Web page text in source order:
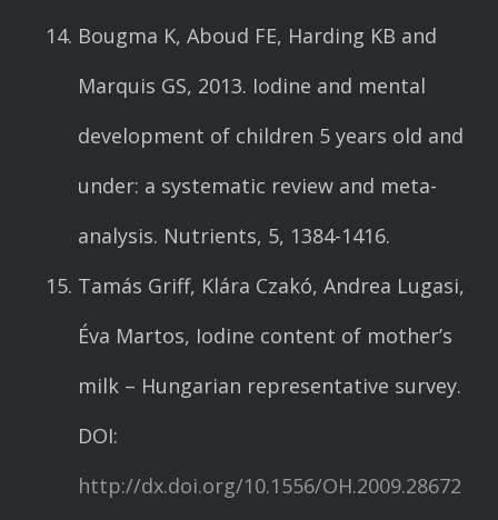
Bougma K, Aboud FE, Harding KB and
Marquis GS, 2013. Iodine and mental
development of children 5 years old and
under: a systematic review and meta-
analysis. Nutrients, 5, 1384-1416.
Tamás Griff, Klára Czakó, Andrea Lugasi,
Éva Martos, Iodine content of mother’s
milk – Hungarian representative survey.
DOI:
http://dx.doi.org/10.1556/OH.2009.28672